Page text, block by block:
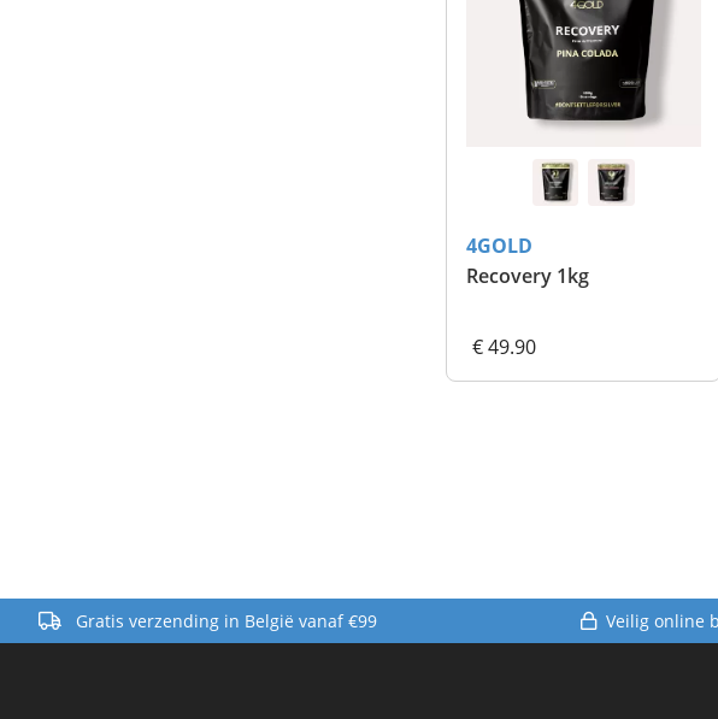
4GOLD
Recovery 1kg
€ 49.90
Gratis verzending in België vanaf €99 Veilig online